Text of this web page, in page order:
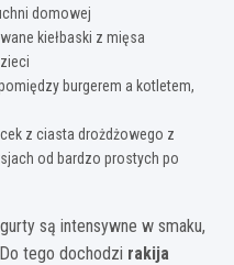
domowej
kiełbaski z mięsa
burgerem a kotletem,
z ciasta drożdżowego z
od bardzo prostych po
są intensywne w smaku,
tego dochodzi rakija